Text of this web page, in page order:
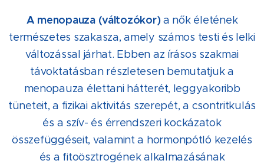
A menopauza (változókor)a nők életének
természetes szakasza, amely számos testi és lelki
változással járhat. Ebben az írásos szakmai
távoktatásban részletesen bemutatjuk a
menopauza élettani hátterét, leggyakoribb
tüneteit, a fizikai aktivitás szerepét, a csontritkulás
és a szív- és érrendszeri kockázatok
összefüggéseit, valamint a hormonpótló kezelés
és a fitoösztrogének alkalmazásának